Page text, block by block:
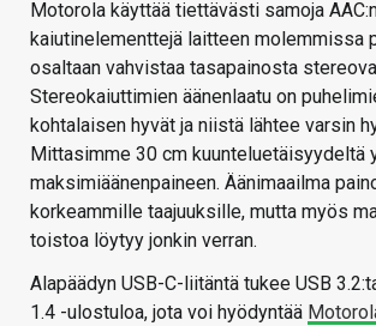
Motorola käyttää tiettävästi samoja
kaiutinelementtejä laitteen molemmissa
osaltaan vahvistaa tasapainosta
Stereokaiuttimien äänenlaatu on
kohtalaisen hyvät ja niistä lähtee varsin
Mittasimme 30 cm kuunteluetäisyydeltä
maksimiäänenpaineen. Äänimaailma
korkeammille taajuuksille, mutta myös
toistoa löytyy jonkin verran.
Alapäädyn USB-C-liitäntä tukee USB
1.4 -ulostuloa, jota voi hyödyntää